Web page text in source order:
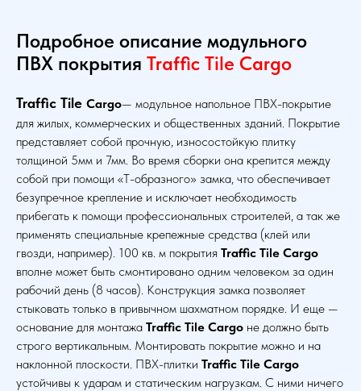
Подробное описание модульного
ПВХ покрытия Traffic Tile Cargo
Traffic Tile Cargo— модульное напольное ПВХ-покрытие
для жилых, коммерческих и общественных зданий. Покрытие
представляет собой прочную, износостойкую плитку
толщиной 5мм и 7мм. Во время сборки она крепится между
собой при помощи «Т-образного» замка, что обеспечивает
безупречное крепление и исключает необходимость
прибегать к помощи профессиональных строителей, а так же
применять специальные крепежные средства (клей или
гвозди, например). 100 кв. м покрытия Traffic Tile Cargo
вполне может быть смонтировано одним человеком за один
рабочий день (8 часов). Конструкция замка позволяет
стыковать только в привычном шахматном порядке. И еще —
основание для монтажа Traffic Tile Cargo не должно быть
строго вертикальным. Монтировать покрытие можно и на
наклонной плоскости. ПВХ-плитки Traffic Tile Cargo
устойчивы к ударам и статическим нагрузкам. С ними ничего